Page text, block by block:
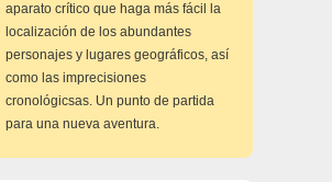
aparato crítico que haga más fácil la
localización de los abundantes
personajes y lugares geográficos, así
como las imprecisiones
cronológicsas. Un punto de partida
para una nueva aventura.